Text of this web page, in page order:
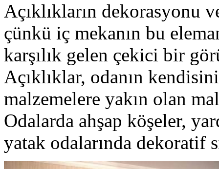
Açıklıkların dekorasyonu
çünkü iç mekanın bu
karşılık gelen çekici bir
Açıklıklar, odanın
malzemelere yakın olan
Odalarda ahşap köşeler,
yatak odalarında dekoratif